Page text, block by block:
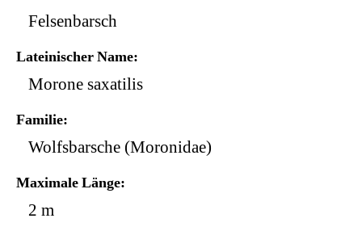
Felsenbarsch
Lateinischer Name
Morone saxatilis
Familie
Wolfsbarsche (Moronidae)
Maximale Länge
2 m